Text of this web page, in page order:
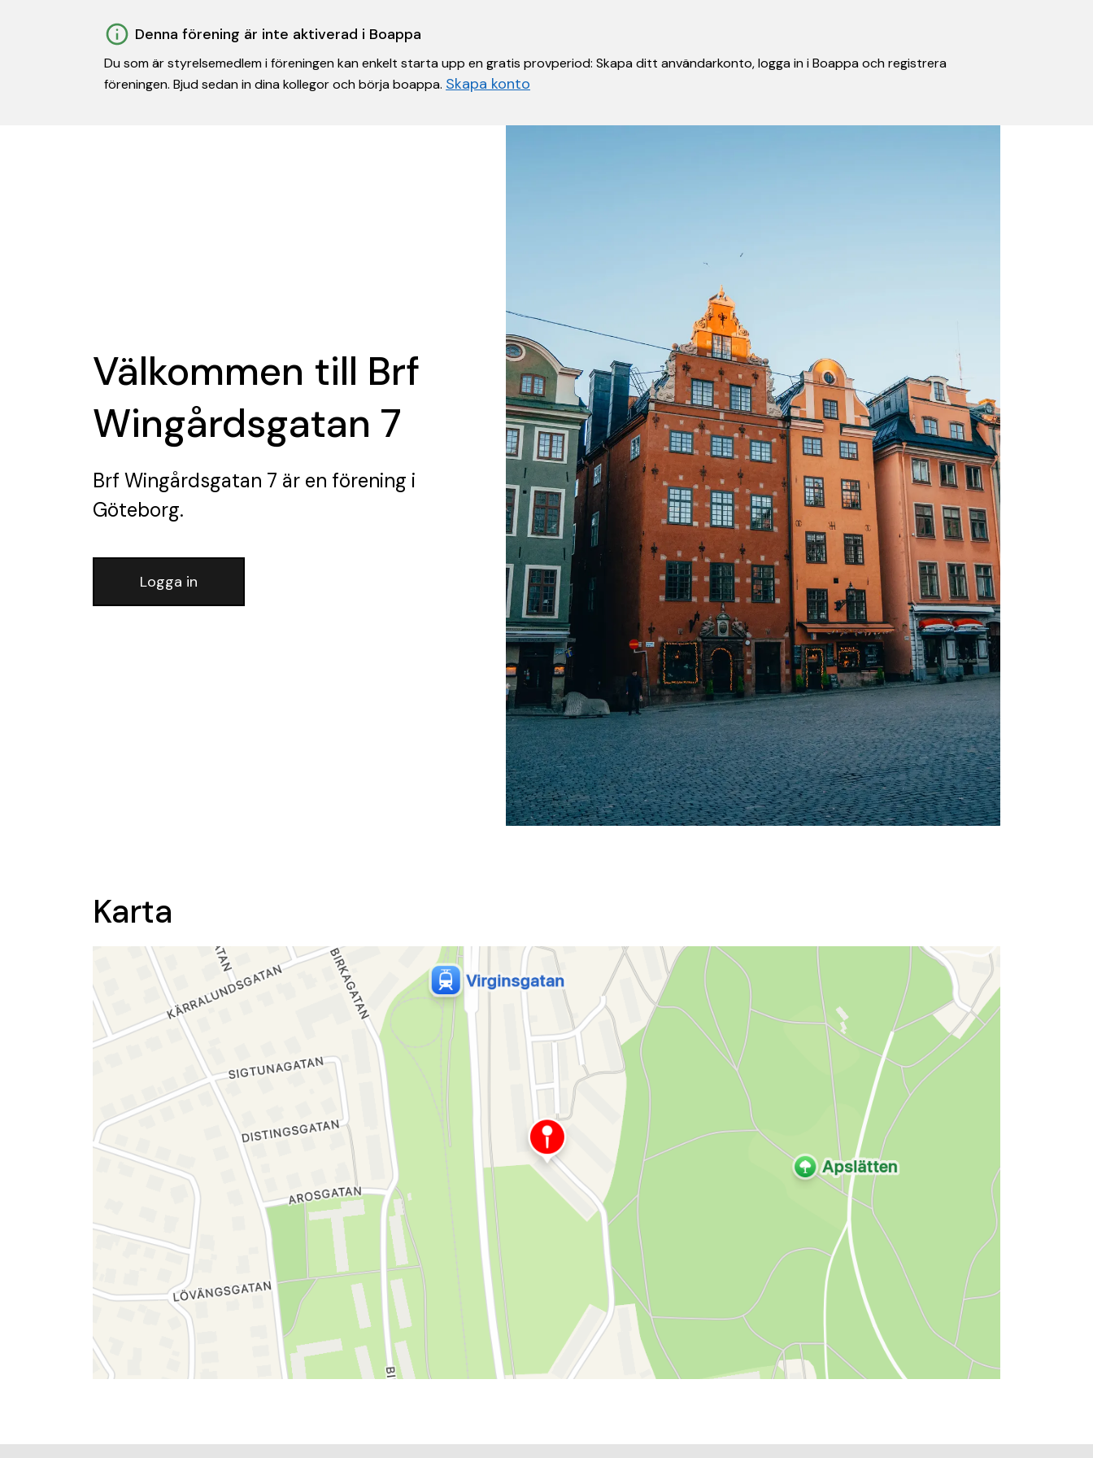
Denna förening är inte aktiverad i Boappa
Du som är styrelsemedlem i föreningen kan enkelt starta upp en gratis provperiod: Skapa ditt användarkonto, logga in i Boappa och registrera
föreningen. Bjud sedan in dina kollegor och börja boappa. Skapa konto
Välkommen till Brf
Wingårdsgatan 7
Brf Wingårdsgatan 7 är en förening i
Göteborg.
Logga in
Karta